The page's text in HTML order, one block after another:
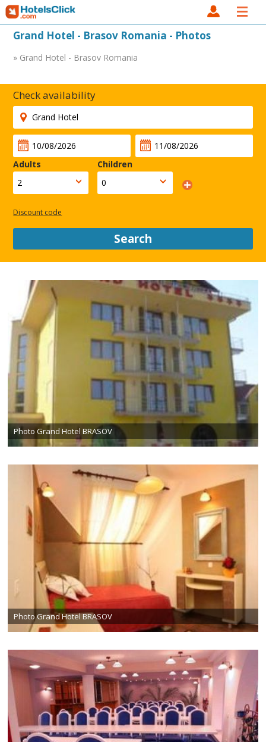
Grand Hotel - Brasov Romania - Photos
» Grand Hotel - Brasov Romania
Check availability
Adults Children
Discount code
Search
Photo Grand Hotel BRASOV
Photo Grand Hotel BRASOV